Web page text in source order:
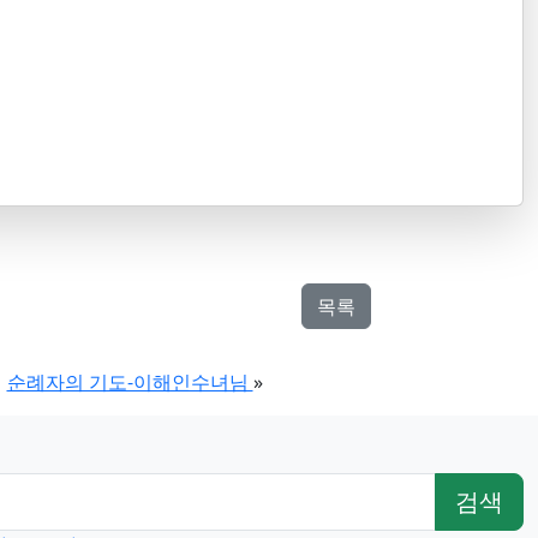
목록
순례자의 기도-이해인수녀님 »
검색